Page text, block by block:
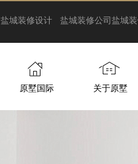
盐城装修设计 盐城装修公司 盐城
原墅国际 关于原墅